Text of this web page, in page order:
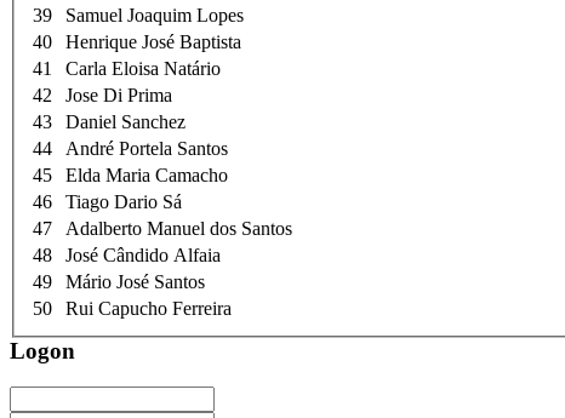
39
Samuel Joaquim Lopes
40
Henrique José Baptista
41
Carla Eloisa Natário
42
Jose Di Prima
43
Daniel Sanchez
44
André Portela Santos
45
Elda Maria Camacho
46
Tiago Dario Sá
47
Adalberto Manuel dos Santos
48
José Cândido Alfaia
49
Mário José Santos
50
Rui Capucho Ferreira
Logon